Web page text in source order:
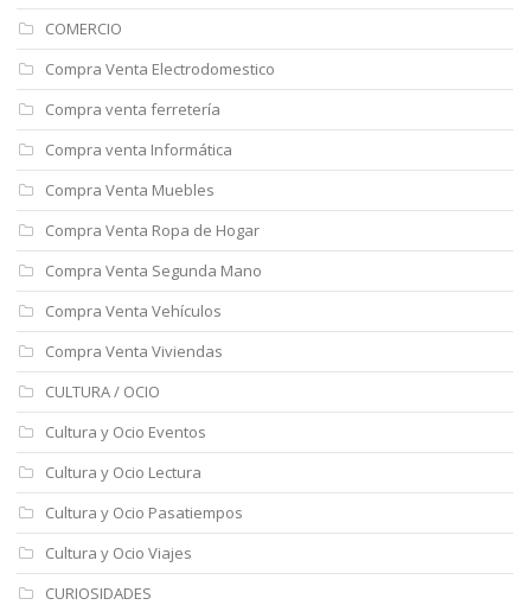
COMERCIO
Compra Venta Electrodomestico
Compra venta ferretería
Compra venta Informática
Compra Venta Muebles
Compra Venta Ropa de Hogar
Compra Venta Segunda Mano
Compra Venta Vehículos
Compra Venta Viviendas
CULTURA / OCIO
Cultura y Ocio Eventos
Cultura y Ocio Lectura
Cultura y Ocio Pasatiempos
Cultura y Ocio Viajes
CURIOSIDADES